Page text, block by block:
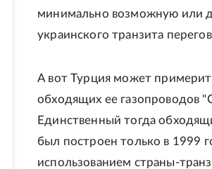
минимально возможную или
украинского транзита
А вот Турция может
обходящих ее газопроводов
Единственный тогда
был построен только в 1999
использованием страны-